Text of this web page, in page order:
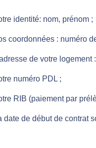
identité: nom, prénom ;
coordonnées : numéro
de votre
numéro PDL ;
RIB (paiement par
date de début de contrat